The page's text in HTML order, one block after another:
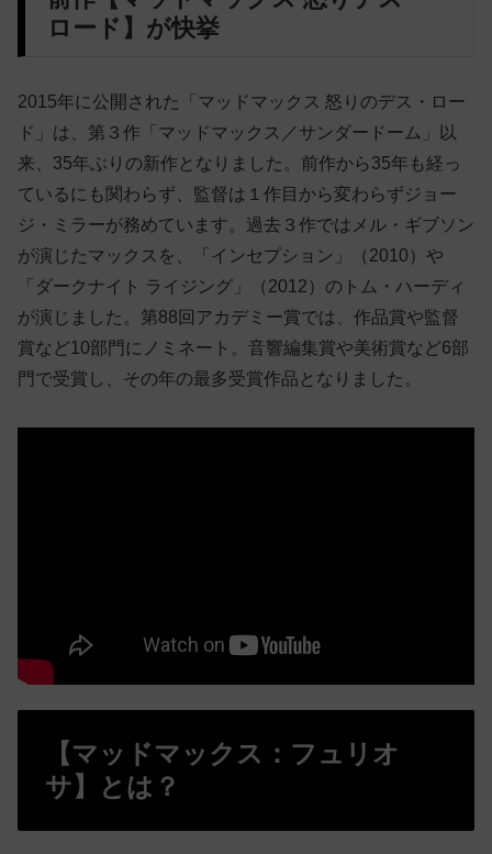
ロード】が快挙
2015年に公開された「マッドマックス 怒りのデス・ロー
ド」は、第３作「マッドマックス／サンダードーム」以
来、35年ぶりの新作となりました。前作から35年も経っ
ているにも関わらず、監督は１作目から変わらずジョー
ジ・ミラーが務めています。過去３作ではメル・ギブソン
が演じたマックスを、「インセプション」（2010）や
「ダークナイト ライジング」（2012）のトム・ハーディ
が演じました。第88回アカデミー賞では、作品賞や監督
賞など10部門にノミネート。音響編集賞や美術賞など6部
門で受賞し、その年の最多受賞作品となりました。
【マッドマックス：フュリオ
サ】とは？